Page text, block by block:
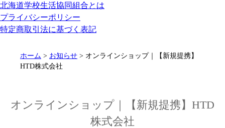
北海道学校生活協同組合とは
プライバシーポリシー
特定商取引法に基づく表記
ホーム > お知らせ > オンラインショップ｜【新規提携】
HTD株式会社
オンラインショップ｜【新規提携】HTD
株式会社